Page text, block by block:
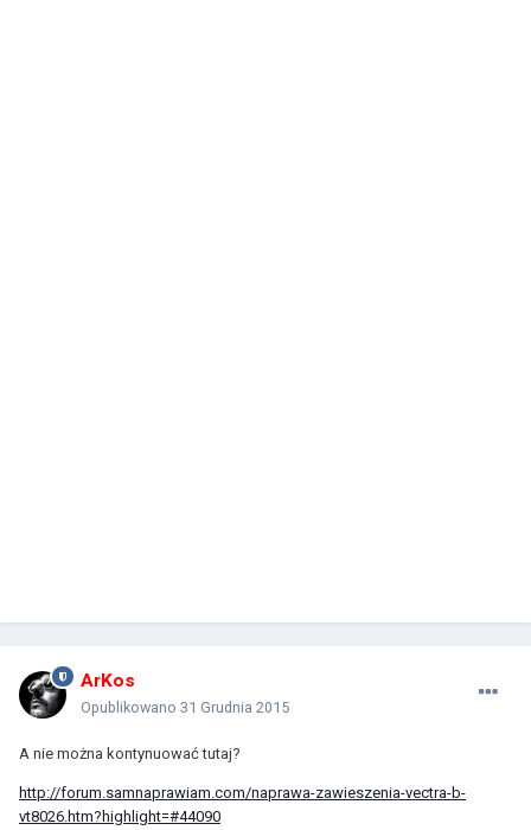
ArKos
Opublikowano 31 Grudnia 2015
A nie można kontynuować tutaj?
http://forum.samnaprawiam.com/naprawa-zawieszenia-vectra-b-
vt8026.htm?highlight=#44090